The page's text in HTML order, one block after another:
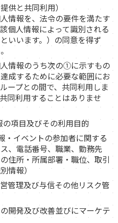
供と共同利用）
情報を、法令の要件を満たす
個人情報によって識別される
いいます。）の同意を得ず
情報のうち次の①に示すもの
成するために必要な範囲にお
ープとの間で、共同利用しま
同利用することはありませ
項目及びその利用目的
イベントの参加者に関する
、電話番号、職業、勤務先
住所・所属部署・職位、取引
情報）
理及び与信その他リスク管
発及び改善並びにマーケテ